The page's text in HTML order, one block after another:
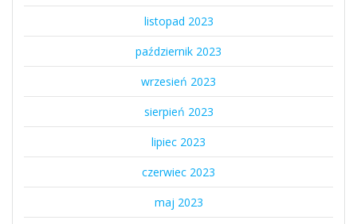
listopad 2023
październik 2023
wrzesień 2023
sierpień 2023
lipiec 2023
czerwiec 2023
maj 2023